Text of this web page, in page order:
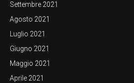
Settembre 2021
Agosto 2021
Luglio 2021
Giugno 2021
Maggio 2021
Aprile 2021